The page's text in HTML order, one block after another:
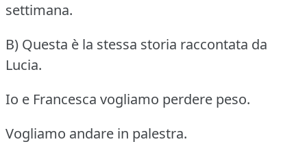
settimana.
B) Questa è la stessa storia raccontata da
Lucia.
Io e Francesca vogliamo perdere peso.
Vogliamo andare in palestra.